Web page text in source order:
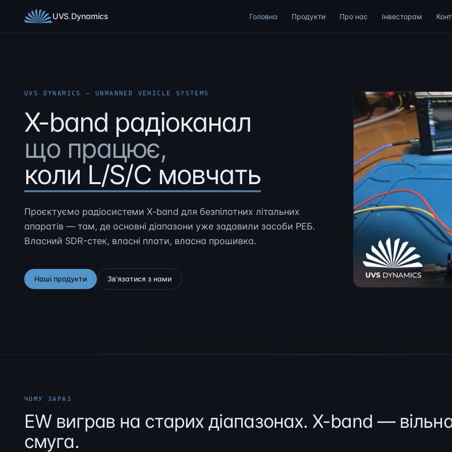
UVS.Dynamics Головна Продукти Про нас Інвесторам
UVS DYNAMICS — UNMANNED VEHICLE SYSTEMS
X-band радіоканал
що працює,
коли L/S/C мовчать
Проєктуємо радіосистеми X-band для безпілотних літальних
апаратів — там, де основні діапазони уже задавили засоби РЕБ.
Власний SDR-стек, власні плати, власна прошивка.
Наші продукти Звʼязатися з нами
ЧОМУ ЗАРАЗ
EW виграв на старих діапазонах. X-band —
смуга.